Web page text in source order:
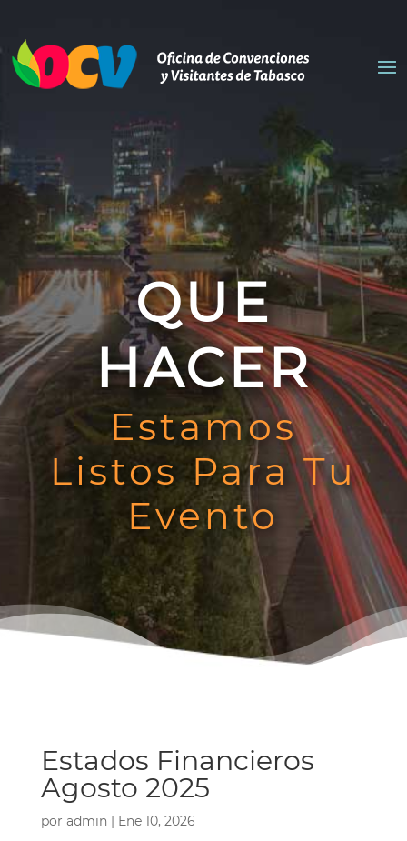
QUE
HACER
Estamos
Listos Para Tu
Evento
Estados Financieros
Agosto 2025
por admin| Ene 10, 2026